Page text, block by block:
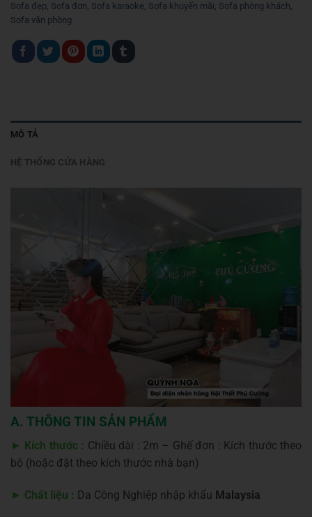
Sofa đẹp, Sofa đơn, Sofa karaoke, Sofa khuyến mãi, Sofa phòng khách,
Sofa văn phòng
MÔ TẢ
HỆ THỐNG CỬA HÀNG
A. THÔNG TIN SẢN PHẨM
► Kích thước : Chiều dài : 2m – Ghế đơn : Kích thước theo
bộ (hoặc đặt theo kích thước nhà bạn)
► Chất liệu : Da Công Nghiệp nhập khẩu Malaysia